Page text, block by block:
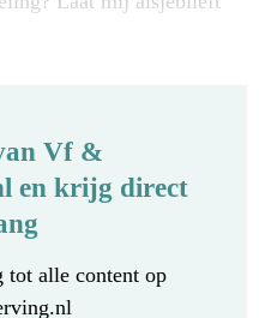
Vf &
en krijg direct
tot alle content op